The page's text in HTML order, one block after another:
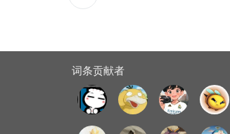
词条贡献者